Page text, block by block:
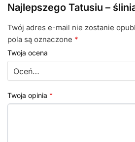
Najlepszego Tatusiu –
Twój adres e-mail nie zostanie
pola są oznaczone *
Twoja ocena
Twoja opinia *